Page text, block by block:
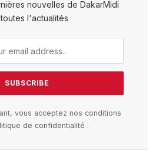
nouvelles de DakarMidi
l'actualités
vous acceptez nos conditions
de confidentialité .